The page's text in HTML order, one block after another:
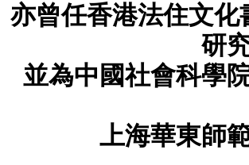
亦曾任香港法住文
研
並為中國社會科學
上海華東師